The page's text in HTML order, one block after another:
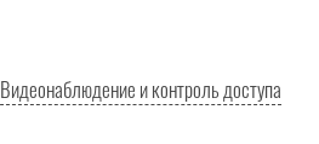
Видеонаблюдение и контроль доступа